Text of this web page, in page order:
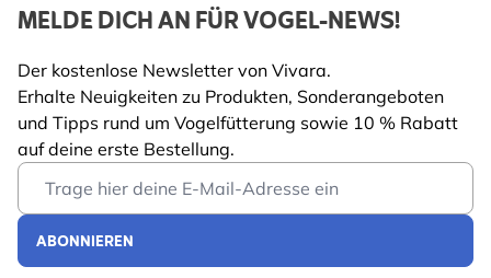
MELDE DICH AN FÜR VOGEL-NEWS!
Der kostenlose Newsletter von Vivara.
Erhalte Neuigkeiten zu Produkten, Sonderangeboten
und Tipps rund um Vogelfütterung sowie 10 % Rabatt
auf deine erste Bestellung.
Email Address
ABONNIEREN